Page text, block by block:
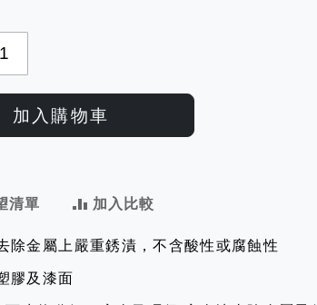
加入購物車
清單 加入比較
除金屬上嚴重銹漬，不含酸性或腐蝕性
膠及漆面